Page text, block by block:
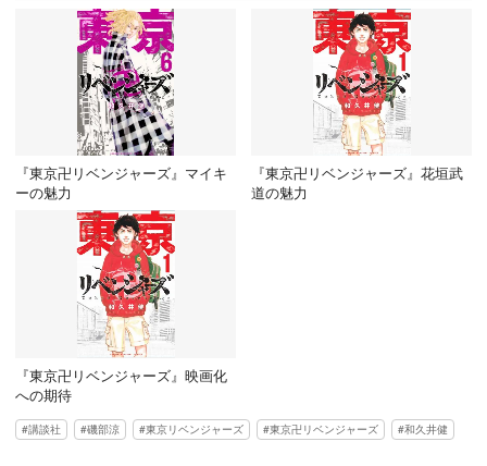
『東京卍リベンジャーズ』マイキ
ーの魅力
『東京卍リベンジャーズ』花垣武
道の魅力
『東京卍リベンジャーズ』映画化
への期待
講談社 磯部涼 東京リベンジャーズ 東京卍リベンジャーズ 和久井健